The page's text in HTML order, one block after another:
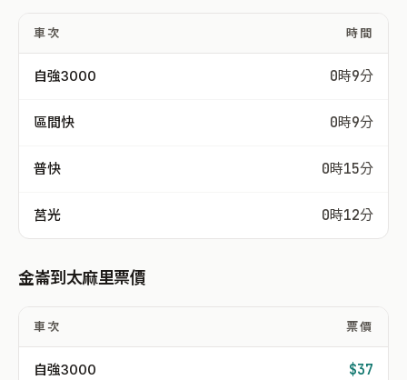
車次 時間
自強3000 0時9分
區間快 0時9分
普快 0時15分
莒光 0時12分
金崙到太麻里票價
車次 票價
自強3000 $37